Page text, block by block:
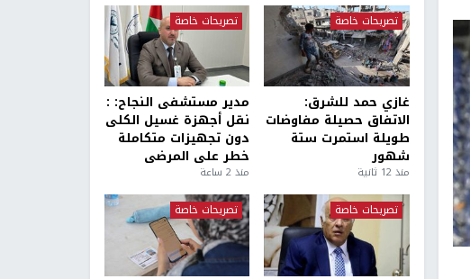
تصريحات خاصة
غازي حمد للشرق:
الاتفاق حصيلة مفاوضات
طويلة استمرت ستة
شهور
منذ 12 ثانية
تصريحات خاصة
مدير مستشفى النجاح: :
نقل أجهزة غسيل الكلى
دون تجهيزات متكاملة
خطر على المرضى
منذ 2 ساعة
تصريحات خاصة تصريحات خاصة